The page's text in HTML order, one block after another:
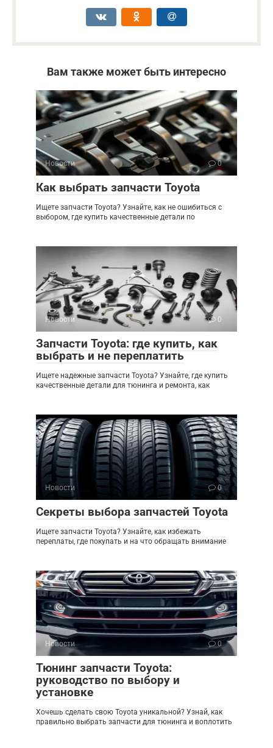
Вам также может быть интересно
Новости 0
Как выбрать запчасти Toyota
Ищете запчасти Toyota? Узнайте, как не ошибиться с
выбором, где купить качественные детали по
Новости 0
Запчасти Toyota: где купить, как
выбрать и не переплатить
Ищете надежные запчасти Toyota? Узнайте, где купить
качественные детали для тюнинга и ремонта, как
Новости 0
Секреты выбора запчастей Toyota
Ищете запчасти Toyota? Узнайте, как избежать
переплаты, где покупать и на что обращать внимание
Новости 0
Тюнинг запчасти Toyota:
руководство по выбору и
установке
Хочешь сделать свою Toyota уникальной? Узнай, как
правильно выбрать запчасти для тюнинга и воплотить